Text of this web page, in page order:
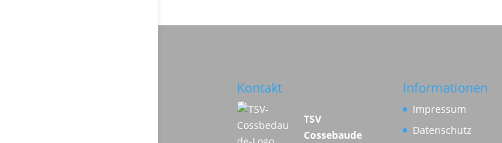
Kontakt
TSV
Cossebaude
Informationen
Impressum
Datenschutz